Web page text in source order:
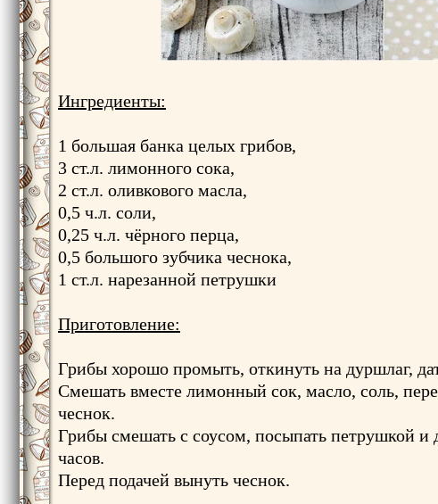
Ингредиенты:
1 большая банка целых грибов,
3 ст.л. лимонного сока,
2 ст.л. оливкового масла,
0,5 ч.л. соли,
0,25 ч.л. чёрного перца,
0,5 большого зубчика чеснока,
1 ст.л. нарезанной петрушки
Приготовление:
Грибы хорошо промыть, откинуть на дуршлаг,
Смешать вместе лимонный сок, масло, соль,
чеснок.
Грибы смешать с соусом, посыпать петрушкой и
часов.
Перед подачей вынуть чеснок.